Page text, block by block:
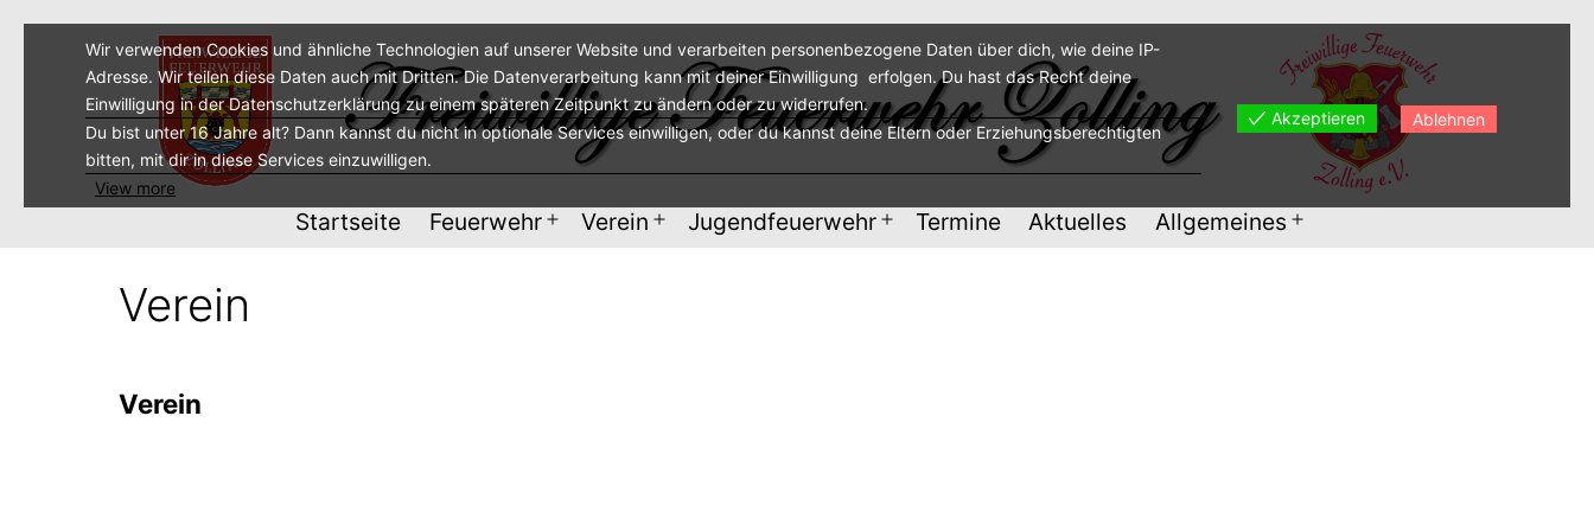
Startseite Feuerwehr MenüVerein MenüJugendfeuerwehr MenüTermine Aktuelles Allgemeines Menü
Verein
Verein
Wir verwenden Cookies und ähnliche Technologien auf unserer Website und verarbeiten personenbezogene Daten über dich, wie deine IP-
Adresse. Wir teilen diese Daten auch mit Dritten. Die Datenverarbeitung kann mit deiner Einwilligung erfolgen. Du hast das Recht deine
Einwilligung in der Datenschutzerklärung zu einem späteren Zeitpunkt zu ändern oder zu widerrufen.
Du bist unter 16 Jahre alt? Dann kannst du nicht in optionale Services einwilligen, oder du kannst deine Eltern oder Erziehungsberechtigten
bitten, mit dir in diese Services einzuwilligen.
View more
Akzeptieren Ablehnen